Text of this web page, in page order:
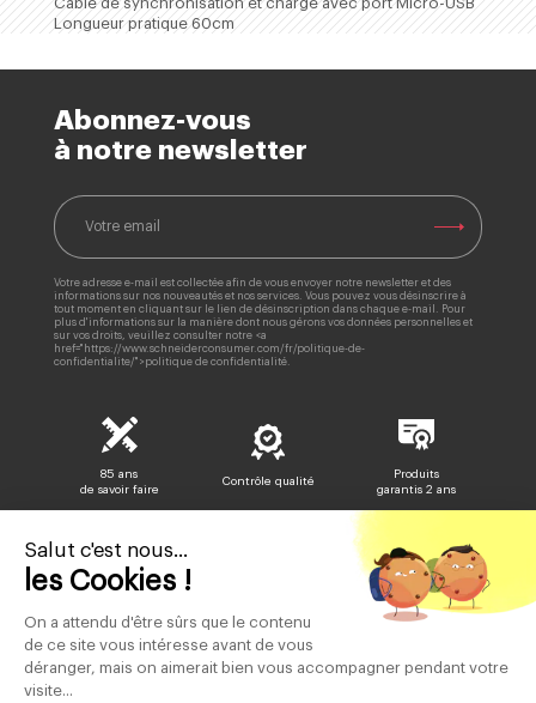
Longueur pratique 60cm
Abonnez-vous
à notre newsletter
Votre adresse e-mail est collectée afin de vous envoyer notre newsletter et des
informations sur nos nouveautés et nos services. Vous pouvez vous désinscrire à
tout moment en cliquant sur le lien de désinscription dans chaque e-mail. Pour
plus d'informations sur la manière dont nous gérons vos données personnelles et
sur vos droits, veuillez consulter notre <a
href="https://www.schneiderconsumer.com/fr/politique-de-
confidentialite/">politique de confidentialité.
85 ans
de savoir faire
Contrôle qualité
Produits
garantis 2 ans
NOTRE MARQUE CONTACT
Salut c'est nous...
les Cookies !
On a attendu d'être sûrs que le contenu
de ce site vous intéresse avant de vous
déranger, mais on aimerait bien vous accompagner pendant votre
visite...